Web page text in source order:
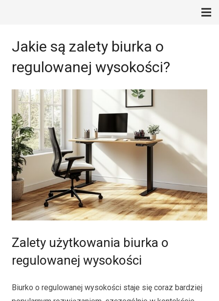
Jakie są zalety biurka o
regulowanej wysokości?
Zalety użytkowania biurka o
regulowanej wysokości
Biurko o regulowanej wysokości staje się coraz bardziej